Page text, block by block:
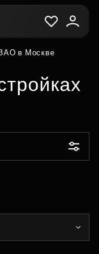
в Москве